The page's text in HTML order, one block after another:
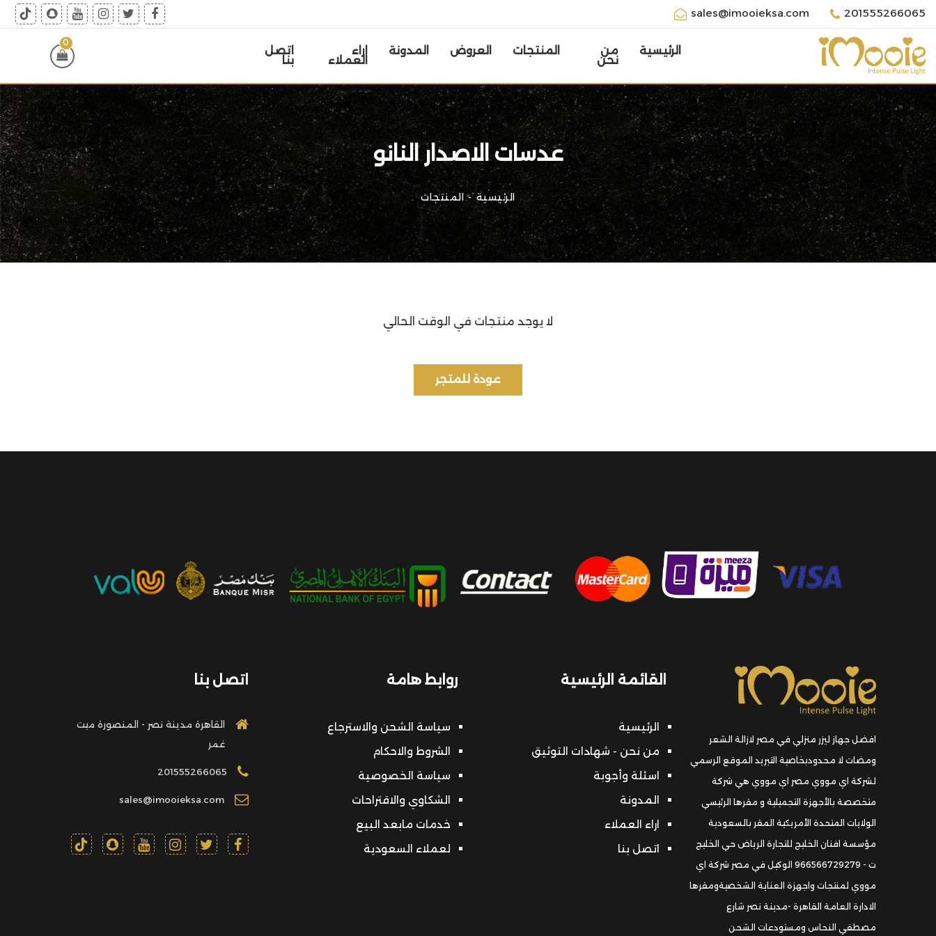
201555266065
sales@imooieksa.com
الرئيسية من
نحن
المنتجات العروض المدونة اراء
العملاء
اتصل
بنا
0
عدسات الاصدار النانو
الرئيسية المنتجات
لا يوجد منتجات في الوقت الحالي
عودة للمتجر
افضل جهاز ليزر منزلي في مصر لازالة الشعر
ومضات لا محدودبخاصية التبريد الموقع الرسمي
لشركة اي مووي مصر اي مووي هي شركة
متخصصة بالأجهزة التجميلية و مقرها الرئيسي
الولايات المتحدة الأمريكية المقر بالسعودية
مؤسسة افنان الخليج للتجارة الرياض حي الخليج
ت - 966566729279 الوكيل في مصر شركة اي
مووي لمنتجات واجهزة العناية الشخصيةومقرها
الادارة العامة القاهرة -مدينة نصر شارع
مصطفي النحاس ومستودعات الشحن
القائمة الرئيسية
الرئيسية
من نحن - شهادات التوثيق
اسئلة وأجوبة
المدونة
اراء العملاء
اتصل بنا
روابط هامة
سياسة الشحن والاسترجاع
الشروط والاحكام
سياسة الخصوصية
الشكاوي والاقتراحات
خدمات مابعد البيع
لعملاء السعودية
اتصل بنا
القاهرة مدينة نصر - المنصورة ميت
غمر
201555266065
sales@imooieksa.com